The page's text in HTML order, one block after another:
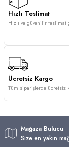
Hızlı Teslimat
Hızlı ve güvenilir teslimat
Ücretsiz Kargo
Tüm siparişlerde ücretsiz
Mağaza Bulucu
Size en yakın